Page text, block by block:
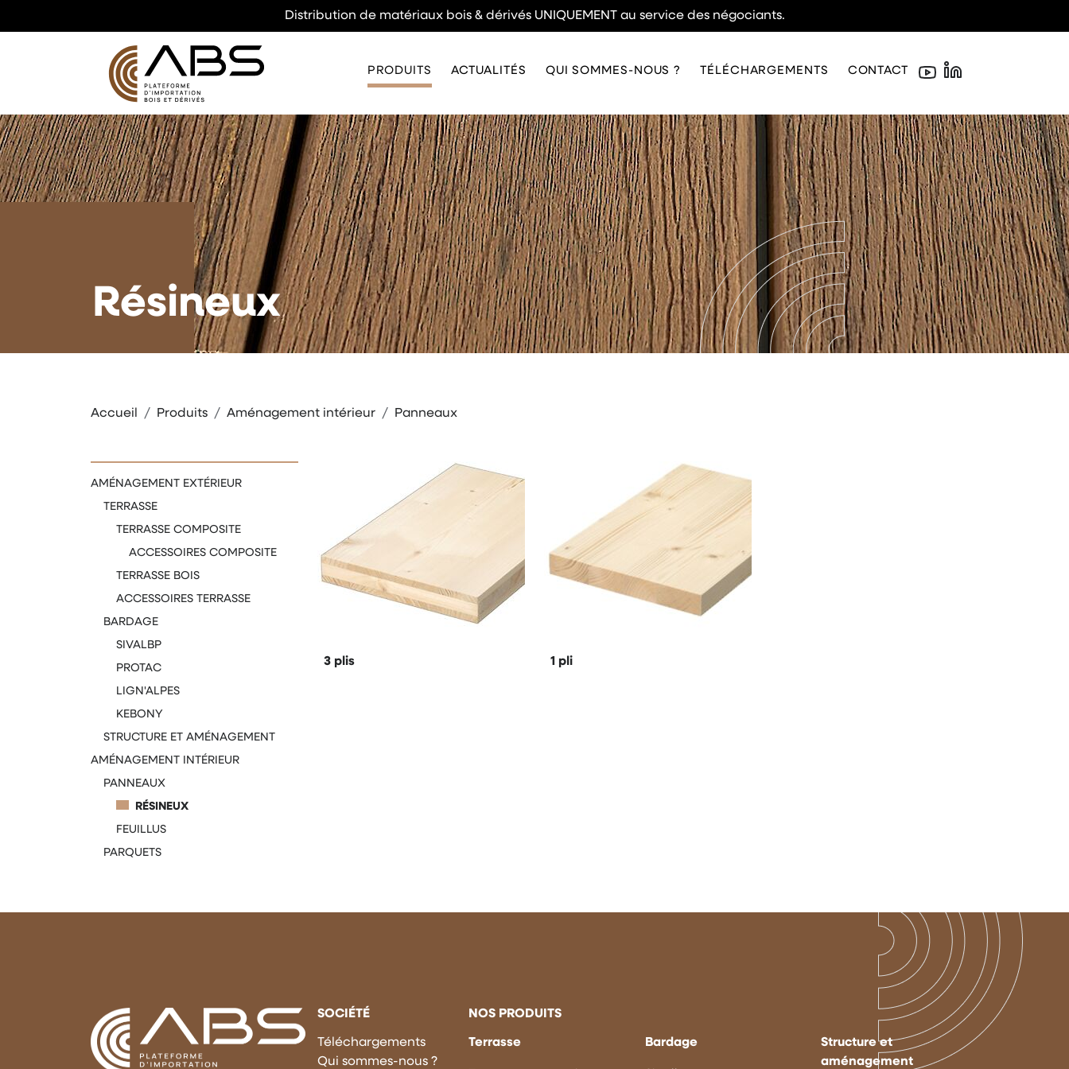
Distribution de matériaux bois & dérivés UNIQUEMENT au service des négociants.
PRODUITS ACTUALITÉS QUI SOMMES-NOUS ? TÉLÉCHARGEMENTS CONTACT
Résineux
Accueil Produits Aménagement intérieur Panneaux
AMÉNAGEMENT EXTÉRIEUR
TERRASSE
TERRASSE COMPOSITE
ACCESSOIRES COMPOSITE
TERRASSE BOIS
ACCESSOIRES TERRASSE
BARDAGE
SIVALBP
PROTAC
LIGN'ALPES
KEBONY
STRUCTURE ET AMÉNAGEMENT
AMÉNAGEMENT INTÉRIEUR
PANNEAUX
RÉSINEUX
FEUILLUS
PARQUETS
3 plis 1 pli
SOCIÉTÉ
Téléchargements
Qui sommes-nous ?
NOS PRODUITS
Terrasse Bardage
Structure et
aménagement